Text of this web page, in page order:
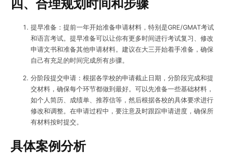
四、合理规划时间和步骤
提早准备：提前一年开始准备申请材料，特别是GRE/GMAT考试
和语言考试。提早准备可以让你有更多时间进行考试复习、修改
申请文书和准备其他申请材料。建议在大三开始着手准备，确保
自己有充足的时间完成所有步骤。
分阶段提交申请：根据各学校的申请截止日期，分阶段完成和提
交材料，确保每个环节都做到最好。可以先准备一些基础材料，
如个人简历、成绩单、推荐信等，然后根据各校的具体要求进行
修改和调整。在申请过程中，要注意及时跟踪申请进度，确保所
有材料按时提交。
具体案例分析